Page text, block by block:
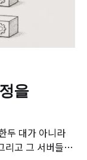
을
리고 그 서버들에